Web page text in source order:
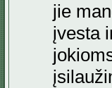
jie
įvesta